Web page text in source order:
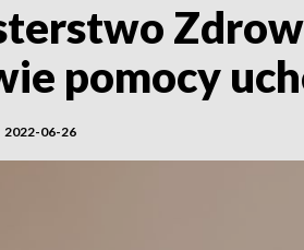
pomocy
2022-06-26